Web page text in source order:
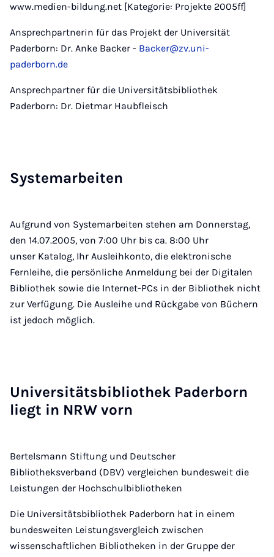
www.medien-bildung.net [Kategorie: Projekte 2005ff]
Ansprechpartnerin für das Projekt der Universität
Paderborn: Dr. Anke Backer - Backer@zv.uni-
paderborn.de
Ansprechpartner für die Universitätsbibliothek
Paderborn: Dr. Dietmar Haubfleisch
Sys­tem­a­r­bei­ten
Aufgrund von Systemarbeiten stehen am Donnerstag,
den 14.07.2005, von 7:00 Uhr bis ca. 8:00 Uhr
unser Katalog, Ihr Ausleihkonto, die elektronische
Fernleihe, die persönliche Anmeldung bei der Digitalen
Bibliothek sowie die Internet-PCs in der Bibliothek nicht
zur Verfügung. Die Ausleihe und Rückgabe von Büchern
ist jedoch möglich.
Uni­ver­si­täts­bi­blio­thek Pa­der­born
liegt in NRW vorn
Bertelsmann Stiftung und Deutscher
Bibliotheksverband (DBV) vergleichen bundesweit die
Leistungen der Hochschulbibliotheken
Die Universitätsbibliothek Paderborn hat in einem
bundesweiten Leistungsvergleich zwischen
wissenschaftlichen Bibliotheken in der Gruppe der